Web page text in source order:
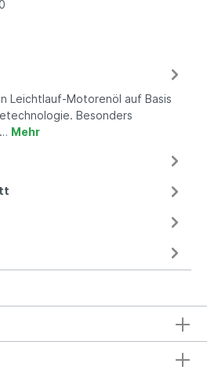
Leichtlauf-Motorenöl auf Basis
Besonders
Mehr